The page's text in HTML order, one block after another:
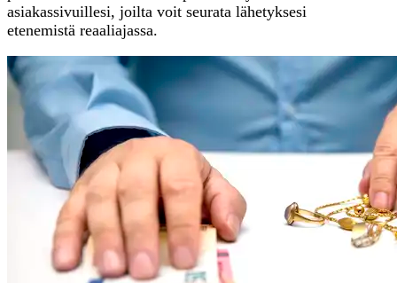
asiakassivuillesi, joilta voit seurata lähetyksesi
etenemistä reaaliajassa.